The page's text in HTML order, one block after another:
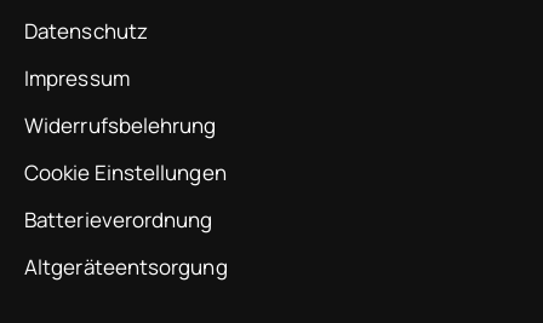
Datenschutz
Impressum
Widerrufsbelehrung
Cookie Einstellungen
Batterieverordnung
Altgeräteentsorgung